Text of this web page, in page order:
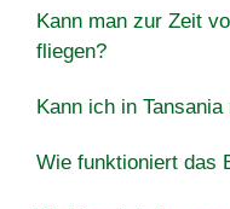
Kann man zur Zeit
fliegen?
Kann ich in
Wie funktioniert das